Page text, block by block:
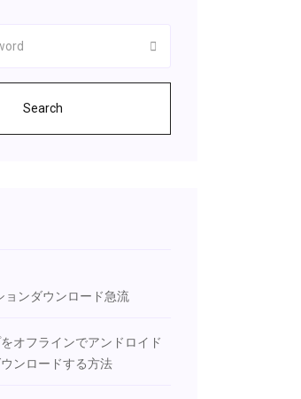
Search
ョンダウンロード急流
オフラインでアンドロイド
ンロードする方法